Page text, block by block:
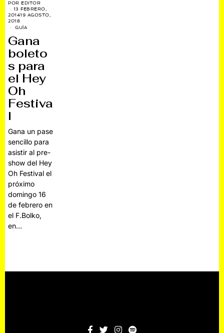
POREDITOR
13 FEBRERO,
201419 AGOSTO,
2018
GUÍA
Gana
boleto
s para
el Hey
Oh
Festiva
l
Gana un pase
sencillo para
asistir al pre-
show del Hey
Oh Festival el
próximo
domingo 16
de febrero en
el F.Bolko,
en…